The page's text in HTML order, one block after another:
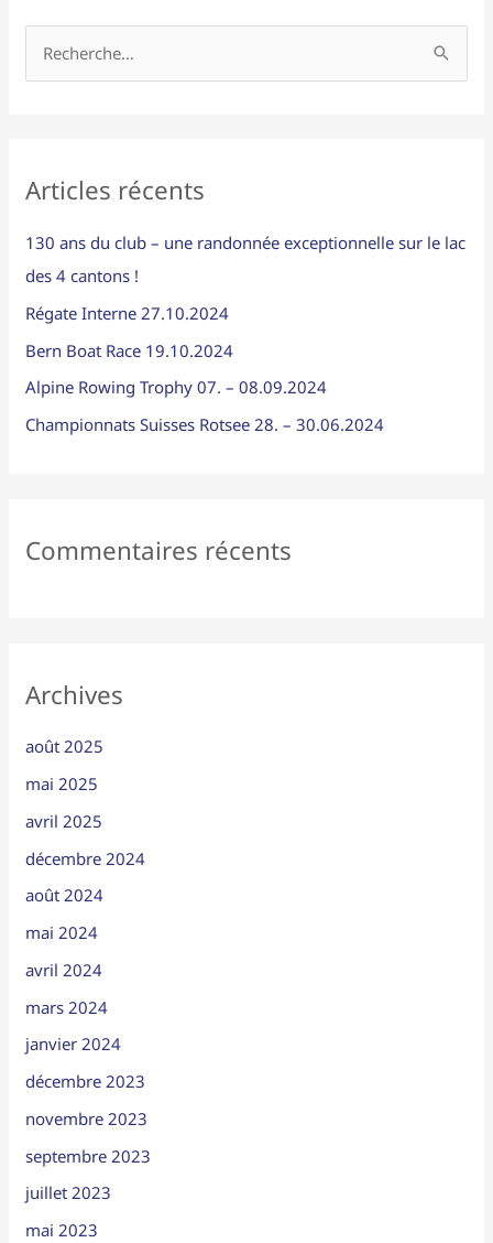
e
c
h
e
r
:
Articles récents
130 ans du club – une randonnée exceptionnelle sur le lac
des 4 cantons !
Régate Interne 27.10.2024
Bern Boat Race 19.10.2024
Alpine Rowing Trophy 07. – 08.09.2024
Championnats Suisses Rotsee 28. – 30.06.2024
Commentaires récents
Archives
août 2025
mai 2025
avril 2025
décembre 2024
août 2024
mai 2024
avril 2024
mars 2024
janvier 2024
décembre 2023
novembre 2023
septembre 2023
juillet 2023
mai 2023